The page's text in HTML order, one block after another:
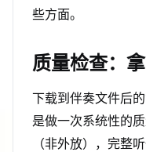
些方面。
质量检查：
下载到伴奏文件后
是做一次系统性的
（非外放），完整